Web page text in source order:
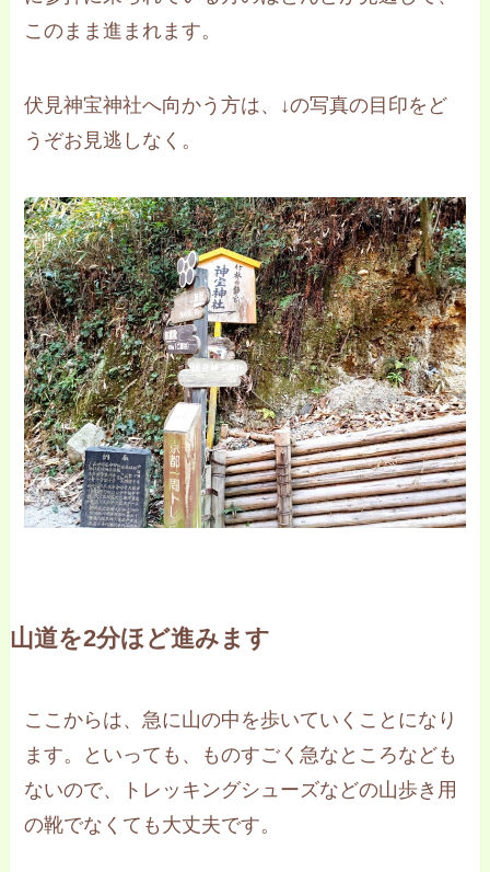
このまま進まれます。
伏見神宝神社へ向かう方は、↓の写真の目印をど
うぞお見逃しなく。
山道を2分ほど進みます
ここからは、急に山の中を歩いていくことになり
ます。といっても、ものすごく急なところなども
ないので、トレッキングシューズなどの山歩き用
の靴でなくても大丈夫です。